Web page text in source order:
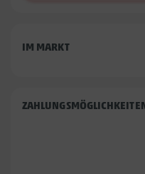
IM MARKT